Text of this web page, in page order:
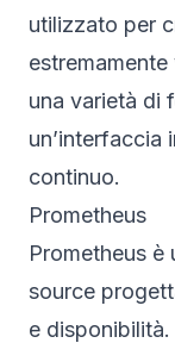
utilizzato per
una varietà di
un’interfaccia
continuo.
Prometheus
Prometheus
source
e